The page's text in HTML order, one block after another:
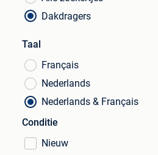
Dakdragers
Taal
Français
Nederlands
Nederlands & Français
Conditie
Nieuw